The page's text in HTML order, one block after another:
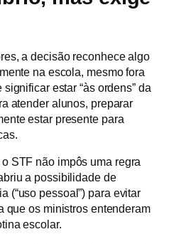
a decisão reconhece algo
na escola, mesmo fora
estar “às ordens” da
atender alunos, preparar
estar presente para
STF não impôs uma regra
a possibilidade de
(“uso pessoal”) para evitar
que os ministros entenderam
escolar.